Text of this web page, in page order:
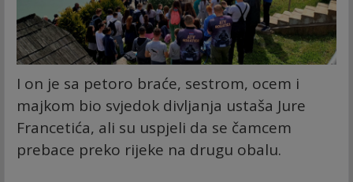
I on je sa petoro braće, sestrom, ocem i
majkom bio svjedok divljanja ustaša Jure
Francetića, ali su uspjeli da se čamcem
prebace preko rijeke na drugu obalu.